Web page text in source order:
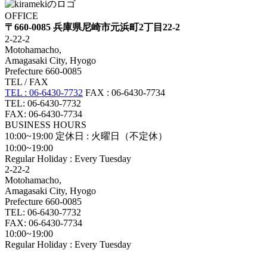
OFFICE
〒660-0085 兵庫県尼崎市元浜町2丁目22-2
2-22-2
Motohamacho,
Amagasaki City, Hyogo
Prefecture 660-0085
TEL / FAX
TEL : 06-6430-7732 FAX : 06-6430-7734
TEL: 06-6430-7732
FAX: 06-6430-7734
BUSINESS HOURS
10:00~19:00 定休日 : 火曜日（不定休）
10:00~19:00
Regular Holiday : Every Tuesday
2-22-2
Motohamacho,
Amagasaki City, Hyogo
Prefecture 660-0085
TEL: 06-6430-7732
FAX: 06-6430-7734
10:00~19:00
Regular Holiday : Every Tuesday